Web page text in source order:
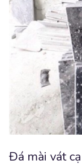
Đá mài vát